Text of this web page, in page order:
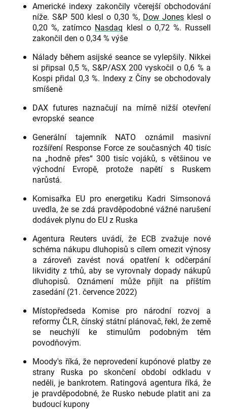
Americké indexy zakončily včerejší obchodování
níže. S&P 500 klesl o 0,30 %, Dow Jones klesl o
0,20 %, zatímco Nasdaq klesl o 0,72 %. Russell
zakončil den o 0,34 % výše
Nálady během asijské seance se vylepšily. Nikkei
si připsal 0,5 %, S&P/ASX 200 vyskočil o 0,6 % a
Kospi přidal 0,3 %. Indexy z Číny se obchodovaly
smíšeně
DAX futures naznačují na mírně nižší otevření
evropské seance
Generální tajemník NATO oznámil masivní
rozšíření Response Force ze současných 40 tisíc
na „hodně přes“ 300 tisíc vojáků, s většinou ve
východní Evropě, protože napětí s Ruskem
narůstá.
Komisařka EU pro energetiku Kadri Simsonová
uvedla, že se zdá pravděpodobné vážné narušení
dodávek plynu do EU z Ruska
Agentura Reuters uvádí, že ECB zvažuje nové
schéma nákupu dluhopisů s cílem omezit výnosy
a zároveň zavést nová opatření k odčerpání
likvidity z trhů, aby se vyrovnaly dopady nákupů
dluhopisů. Oznámení může přijít na příštím
zasedání (21. července 2022)
Místopředseda Komise pro národní rozvoj a
reformy ČLR, čínský státní plánovač, řekl, že země
se neuchýlí ke stimulům podobným těm
povodňovým.
Moody's říká, že neprovedení kupónové platby ze
strany Ruska po skončení období odkladu v
neděli, je bankrotem. Ratingová agentura říká, že
je pravděpodobné, že Rusko nebude platit ani za
budoucí kupony